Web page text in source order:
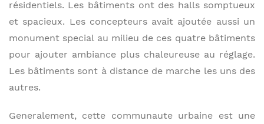
résidentiels. Les bâtiments ont des halls somptueux
et spacieux. Les concepteurs avait ajoutée aussi un
monument special au milieu de ces quatre bâtiments
pour ajouter ambiance plus chaleureuse au réglage.
Les bâtiments sont à distance de marche les uns des
autres.
Generalement, cette communaute urbaine est une